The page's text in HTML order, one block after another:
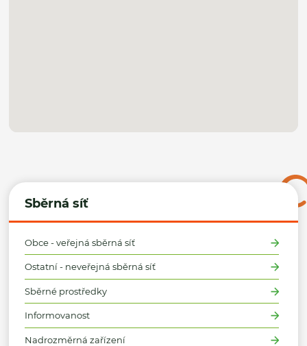
Sběrná síť
Obce - veřejná sběrná síť
Ostatní - neveřejná sběrná síť
Sběrné prostředky
Informovanost
Nadrozměrná zařízení